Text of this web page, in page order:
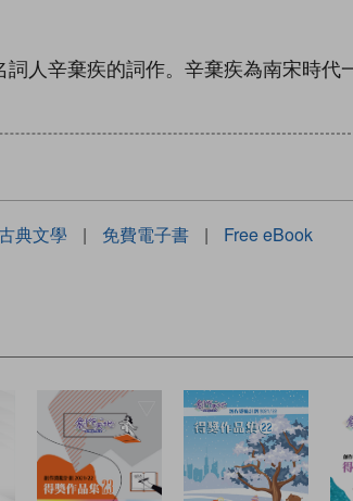
詞人辛棄疾的詞作。辛棄疾為南宋時
典文學 | 免費電子書 | Free eBook